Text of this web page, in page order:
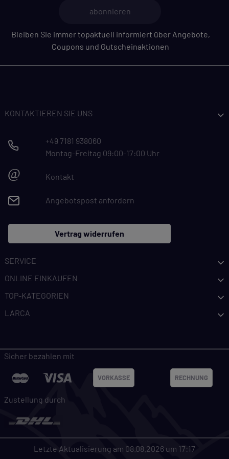
abonnieren
Bleiben Sie immer topaktuell informiert über Angebote,
Coupons und Gutscheinaktionen
KONTAKTIEREN SIE UNS
+49 7181 938060
Montag-Freitag 09:00-17:00 Uhr
@ Kontakt
Angebotspost anfordern
Vertrag widerrufen
SERVICE
ONLINE EINKAUFEN
TOP-KATEGORIEN
LARCA
Sicher bezahlen mit
VORKASSE RECHNUNG
Zustellung durch
Letzte Aktualisierung am 08.08.2026 um 17:17